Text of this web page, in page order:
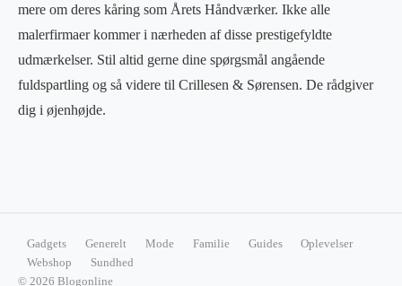
mere om deres kåring som Årets Håndværker. Ikke alle
malerfirmaer kommer i nærheden af disse prestigefyldte
udmærkelser. Stil altid gerne dine spørgsmål angående
fuldspartling og så videre til Crillesen & Sørensen. De rådgiver
dig i øjenhøjde.
Gadgets Generelt Mode Familie Guides
Oplevelser
Webshop
Sundhed
© 2026 Blogonline